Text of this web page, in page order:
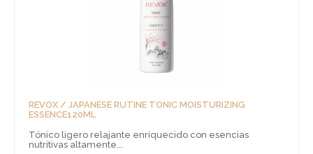
REVOX / JAPANESE RUTINE TONIC MOISTURIZING
ESSENCE120ML
Tónico ligero relajante enriquecido con esencias
nutritivas altamente...